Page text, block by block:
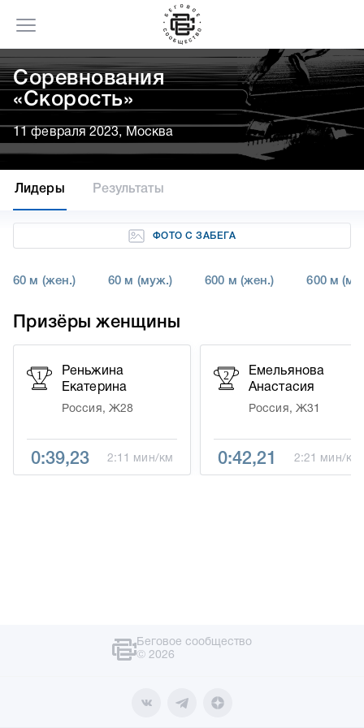
Соревнования
«Скорость»
11 февраля 2023, Москва
Лидеры Результаты
ФОТО С ЗАБЕГА
60 м (жен.) 60 м (муж.) 600 м (жен.) 600 м
Призёры женщины
1
Реньжина
Екатерина
Россия, Ж28
0:39,23 2:11 мин/км
2
Емельянова
Анастасия
Россия, Ж31
0:42,21 2:21 мин/км
Беговое сообщество
© 2026